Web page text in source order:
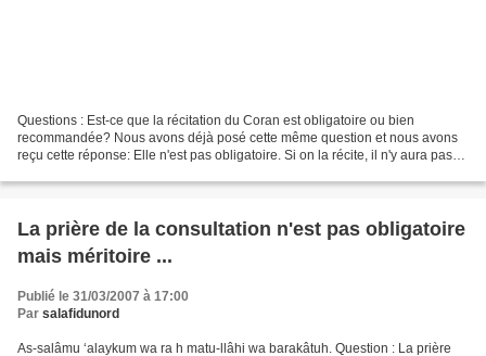
Questions : Est-ce que la récitation du Coran est obligatoire ou bien
recommandée? Nous avons déjà posé cette même question et nous avons
reçu cette réponse: Elle n'est pas obligatoire. Si on la récite, il n'y aura pas
La prière de la consultation n'est pas obligatoire
mais méritoire ...
Publié le 31/03/2007 à 17:00
Par salafidunord
As-salâmu ‘alaykum wa ra h matu-llâhi wa barakâtuh. Question : La prière